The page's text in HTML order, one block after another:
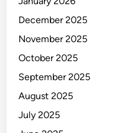
December 2025
November 2025
October 2025
September 2025
August 2025
July 2025